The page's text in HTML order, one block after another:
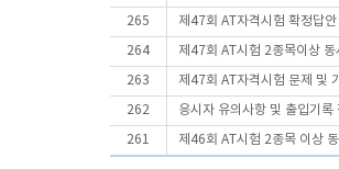
265 제47회 AT자격시험 확정답
264 제47회 AT시험 2종목이상
263 제47회 AT자격시험 문제 및
262 응시자 유의사항 및 출입기록
261 제46회 AT시험 2종목 이상